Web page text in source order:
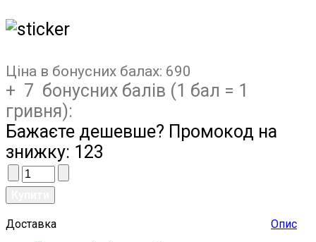
Ціна в бонусних балах: 690
+ 7 бонусних балів (1 бал = 1
гривня):
Бажаєте дешевше? Промокод на
знижку: 123
Доставка
Опис